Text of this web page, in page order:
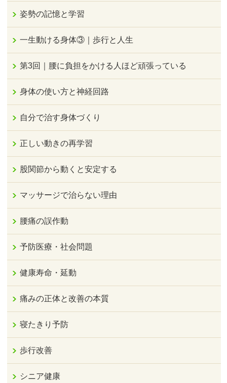
姿勢の記憶と学習
一生動ける身体③｜歩行と人生
第3回｜腰に負担をかける人ほど頑張っている
身体の使い方と神経回路
自分で治す身体づくり
正しい動きの再学習
股関節から動くと安定する
マッサージで治らない理由
腰痛の誤作動
予防医療・社会問題
健康寿命・延動
痛みの正体と改善の本質
寝たきり予防
歩行改善
シニア健康